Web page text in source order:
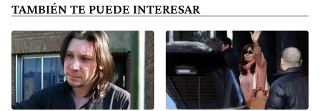
TAMBIÉN TE PUEDE INTERESAR